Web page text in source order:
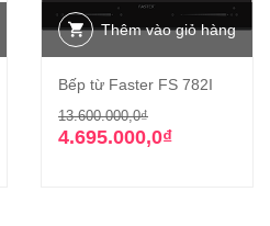
Thêm vào giỏ hàng
Bếp từ Faster FS 782I
13.600.000,0₫Giá
gốc
4.695.000,0₫
Giá
hiện